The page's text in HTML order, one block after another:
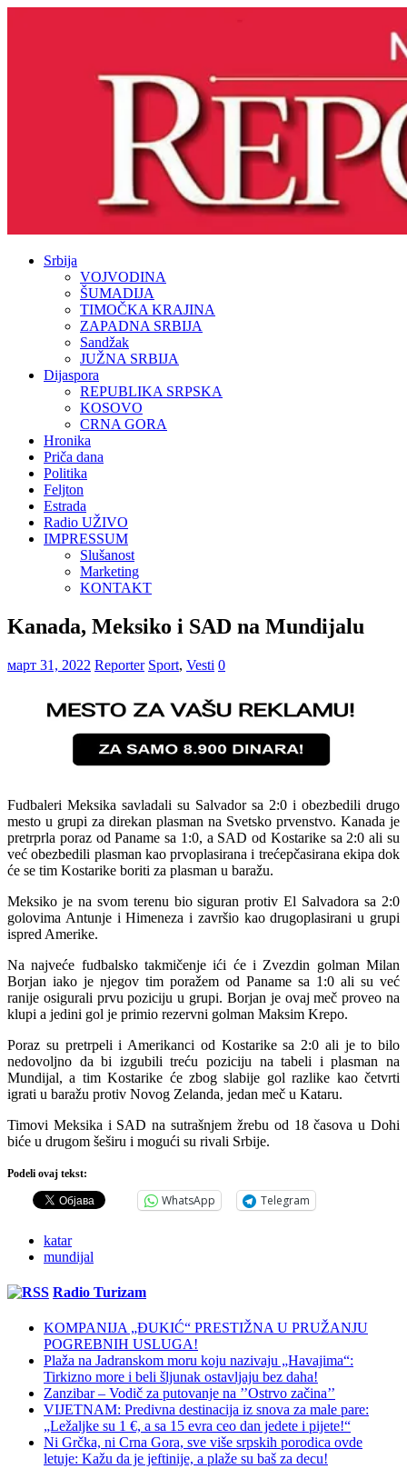
Srbija
VOJVODINA
ŠUMADIJA
TIMOČKA KRAJINA
ZAPADNA SRBIJA
Sandžak
JUŽNA SRBIJA
Dijaspora
REPUBLIKA SRPSKA
KOSOVO
CRNA GORA
Hronika
Priča dana
Politika
Feljton
Estrada
Radio UŽIVO
IMPRESSUM
Slušanost
Marketing
KONTAKT
Kanada, Meksiko i SAD na Mundijalu
март 31, 2022 Reporter Sport, Vesti 0
Fudbaleri Meksika savladali su Salvador sa 2:0 i obezbedili drugo
mesto u grupi za direkan plasman na Svetsko prvenstvo. Kanada je
pretrprla poraz od Paname sa 1:0, a SAD od Kostarike sa 2:0 ali su
već obezbedili plasman kao prvoplasirana i trećepčasirana ekipa dok
će se tim Kostarike boriti za plasman u baražu.
Meksiko je na svom terenu bio siguran protiv El Salvadora sa 2:0
golovima Antunje i Himeneza i završio kao drugoplasirani u grupi
ispred Amerike.
Na najveće fudbalsko takmičenje ići će i Zvezdin golman Milan
Borjan iako je njegov tim poražem od Paname sa 1:0 ali su već
ranije osigurali prvu poziciju u grupi. Borjan je ovaj meč proveo na
klupi a jedini gol je primio rezervni golman Maksim Krepo.
Poraz su pretrpeli i Amerikanci od Kostarike sa 2:0 ali je to bilo
nedovoljno da bi izgubili treću poziciju na tabeli i plasman na
Mundijal, a tim Kostarike će zbog slabije gol razlike kao četvrti
igrati u baražu protiv Novog Zelanda, jedan meč u Kataru.
Timovi Meksika i SAD na sutrašnjem žrebu od 18 časova u Dohi
biće u drugom šeširu i mogući su rivali Srbije.
Podeli ovaj tekst:
WhatsApp Telegram
katar
mundijal
Radio Turizam
KOMPANIJA „ĐUKIĆ“ PRESTIŽNA U PRUŽANJU
POGREBNIH USLUGA!
Plaža na Jadranskom moru koju nazivaju „Havajima“:
Tirkizno more i beli šljunak ostavljaju bez daha!
Zanzibar – Vodič za putovanje na ’’Ostrvo začina’’
VIJETNAM: Predivna destinacija iz snova za male pare:
„Ležaljke su 1 €, a sa 15 evra ceo dan jedete i pijete!“
Ni Grčka, ni Crna Gora, sve više srpskih porodica ovde
letuje: Kažu da je jeftinije, a plaže su baš za decu!